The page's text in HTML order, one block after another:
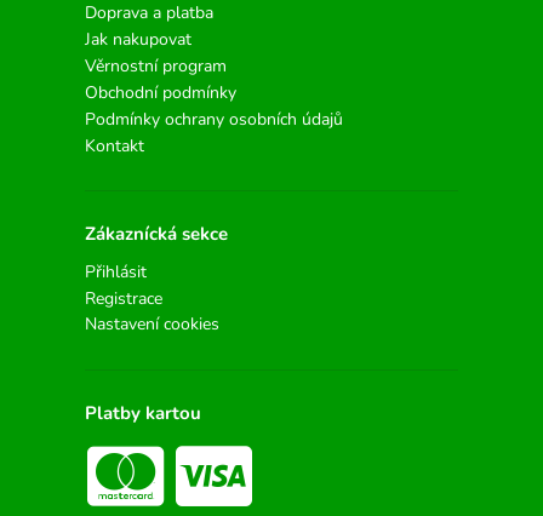
Doprava a platba
Jak nakupovat
Věrnostní program
Obchodní podmínky
Podmínky ochrany osobních údajů
Kontakt
Zákaznícká sekce
Přihlásit
Registrace
Nastavení cookies
Platby kartou